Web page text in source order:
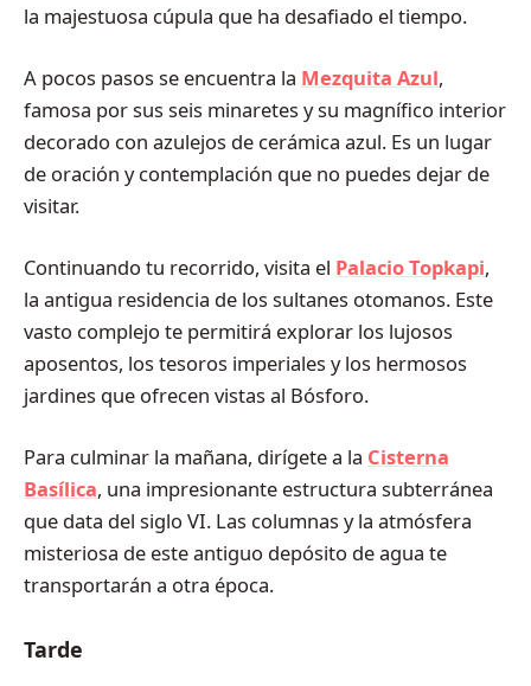
la majestuosa cúpula que ha desafiado el tiempo.
A pocos pasos se encuentra la Mezquita Azul,
famosa por sus seis minaretes y su magnífico interior
decorado con azulejos de cerámica azul. Es un lugar
de oración y contemplación que no puedes dejar de
visitar.
Continuando tu recorrido, visita el Palacio Topkapi,
la antigua residencia de los sultanes otomanos. Este
vasto complejo te permitirá explorar los lujosos
aposentos, los tesoros imperiales y los hermosos
jardines que ofrecen vistas al Bósforo.
Para culminar la mañana, dirígete a la Cisterna
Basílica, una impresionante estructura subterránea
que data del siglo VI. Las columnas y la atmósfera
misteriosa de este antiguo depósito de agua te
transportarán a otra época.
Tarde